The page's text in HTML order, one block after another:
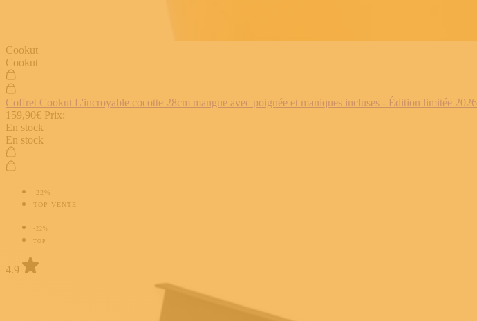
Cookut
Cookut
Coffret Cookut L'incroyable cocotte 28cm mangue avec poignée et maniques incluses - Édition limitée 2026
159,90€ Prix:
En stock
En stock
-22%
TOP VENTE
-22%
TOP
4.9